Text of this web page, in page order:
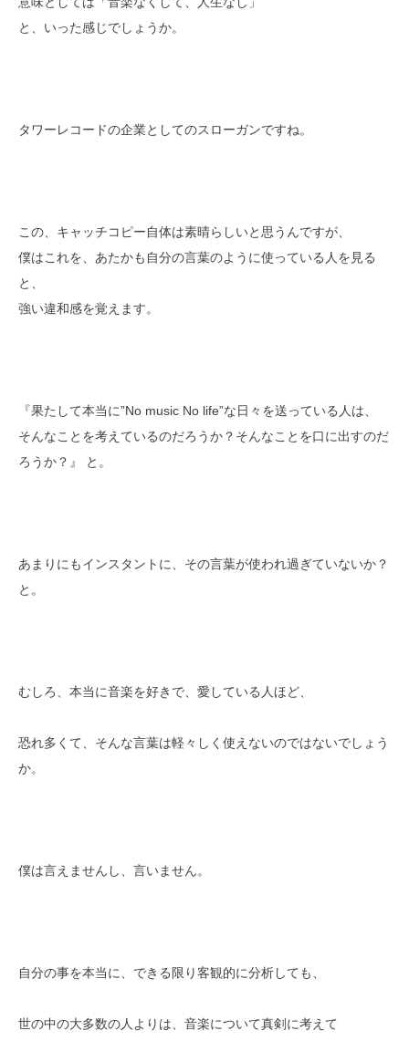
と、いった感じでしょうか。
タワーレコードの企業としてのスローガンですね。
この、キャッチコピー自体は素晴らしいと思うんですが、
僕はこれを、あたかも自分の言葉のように使っている人を見る
と、
強い違和感を覚えます。
『果たして本当に”No music No life”な日々を送っている人は、
そんなことを考えているのだろうか？そんなことを口に出すのだ
ろうか？』 と。
あまりにもインスタントに、その言葉が使われ過ぎていないか？
と。
むしろ、本当に音楽を好きで、愛している人ほど、
恐れ多くて、そんな言葉は軽々しく使えないのではないでしょう
か。
僕は言えませんし、言いません。
自分の事を本当に、できる限り客観的に分析しても、
世の中の大多数の人よりは、音楽について真剣に考えて